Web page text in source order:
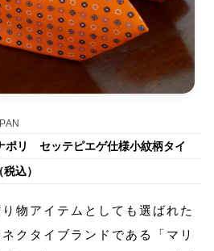
ポリ セッテピエゲ仕様小紋柄タイ
込）
物アイテムとしても選ばれた
クタイブランドである「マリ